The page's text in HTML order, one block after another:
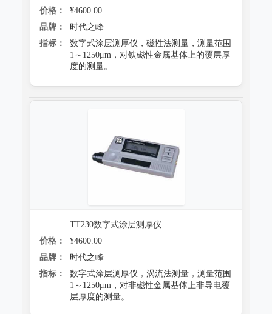
价格：
¥4600.00
品牌：
时代之峰
指标：
数字式涂层测厚仪，磁性法测量，测量范围
1～1250μm，对铁磁性金属基体上的覆层厚
度的测量。
TT230数字式涂层测厚仪
价格：
¥4600.00
品牌：
时代之峰
指标：
数字式涂层测厚仪，涡流法测量，测量范围
1～1250μm，对非磁性金属基体上非导电覆
层厚度的测量。